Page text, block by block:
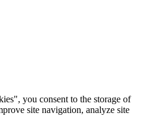
you consent to the storage of
site navigation, analyze site